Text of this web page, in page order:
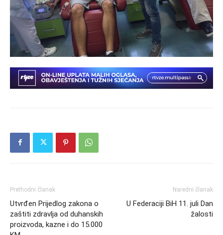
Prethodni članak
Utvrđen Prijedlog zakona o
zaštiti zdravlja od duhanskih
proizvoda, kazne i do 15.000
Naredni članak
U Federaciji BiH 11. juli Dan
žalosti